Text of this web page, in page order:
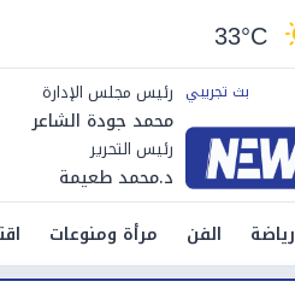
33°C
رئيس مجلس الإدارة
محمد جودة الشاعر
رئيس التحرير
د.محمد طعيمة
رياضة الفن مرأة ومنوعات